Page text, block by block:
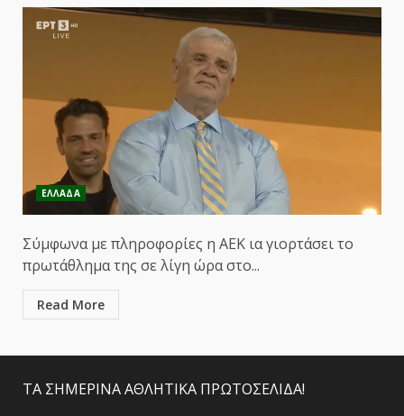
ΕΛΛΑΔΑ
Σύμφωνα με πληροφορίες η ΑΕΚ ια γιορτάσει το
πρωτάθλημα της σε λίγη ώρα στο...
Read More
ΤΑ ΣΗΜΕΡΙΝΑ ΑΘΛΗΤΙΚΑ ΠΡΩΤΟΣΕΛΙΔΑ!